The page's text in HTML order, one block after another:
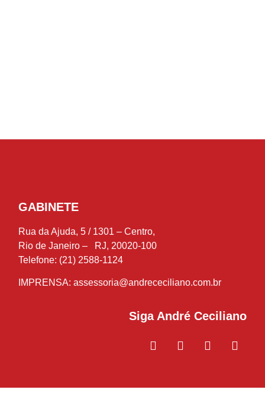
GABINETE
Rua da Ajuda, 5 / 1301 – Centro,
Rio de Janeiro – RJ, 20020-100
Telefone: (21) 2588-1124
IMPRENSA: assessoria@andrececiliano.com.br
Siga André Ceciliano